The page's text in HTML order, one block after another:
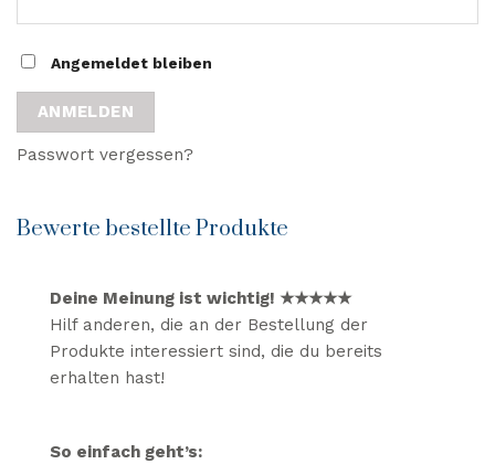
Angemeldet bleiben
ANMELDEN
Passwort vergessen?
Bewerte bestellte Produkte
Deine Meinung ist wichtig! ★★★★★
Hilf anderen, die an der Bestellung der
Produkte interessiert sind, die du bereits
erhalten hast!
So einfach geht’s: